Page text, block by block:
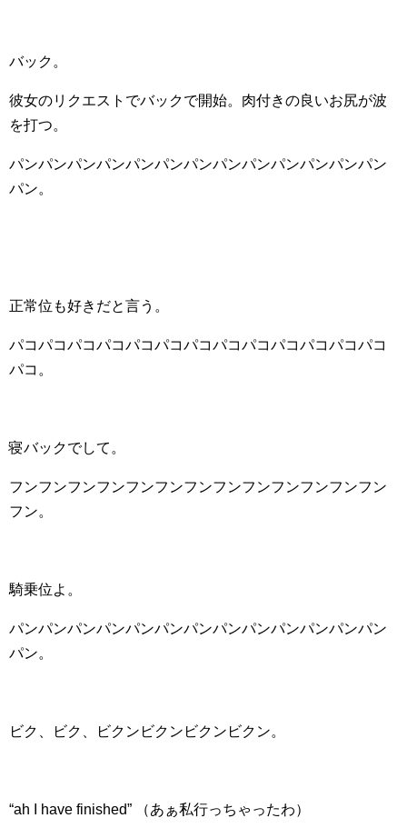
バック。
彼女のリクエストでバックで開始。肉付きの良いお尻が波
を打つ。
パンパンパンパンパンパンパンパンパンパンパンパンパン
パン。
正常位も好きだと言う。
パコパコパコパコパコパコパコパコパコパコパコパコパコ
パコ。
寝バックでして。
フンフンフンフンフンフンフンフンフンフンフンフンフン
フン。
騎乗位よ。
パンパンパンパンパンパンパンパンパンパンパンパンパン
パン。
ビク、ビク、ビクンビクンビクンビクン。
“ah I have finished” （あぁ私行っちゃったわ）